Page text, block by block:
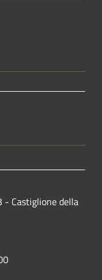
- Castiglione della